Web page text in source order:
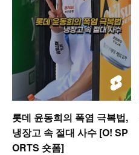
롯데 윤동희의 폭염 극복법,
냉장고 속 절대 사수 [O! SP
ORTS 숏폼]